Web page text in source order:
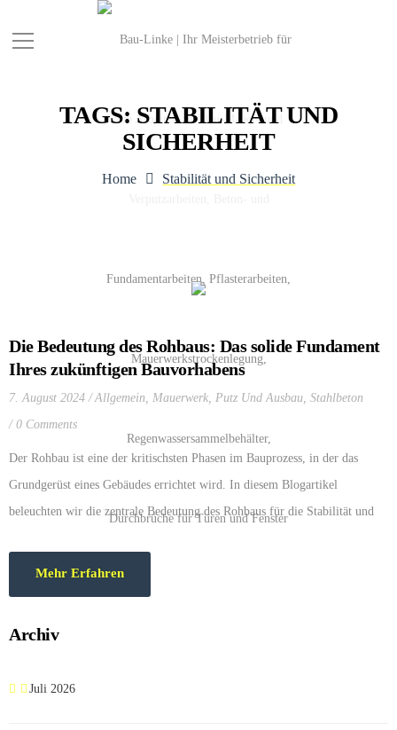
TAGS: STABILITÄT UND
SICHERHEIT
Home Stabilität und Sicherheit
Die Bedeutung des Rohbaus: Das solide Fundament
Ihres zukünftigen Bauvorhabens
7. August 2024 Allgemein, Mauerwerk, Putz Und Ausbau, Stahlbeton
0 Comments
Der Rohbau ist eine der kritischsten Phasen im Bauprozess, in der das
Grundgerüst eines Gebäudes errichtet wird. In diesem Blogartikel
beleuchten wir die zentrale Bedeutung des Rohbaus für die Stabilität und
Mehr Erfahren
Archiv
Juli 2026